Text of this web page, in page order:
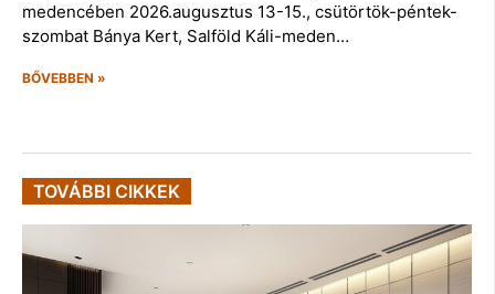
medencében 2026.augusztus 13-15., csütörtök-péntek-
szombat Bánya Kert, Salföld Káli-meden…
BŐVEBBEN »
TOVÁBBI CIKKEK